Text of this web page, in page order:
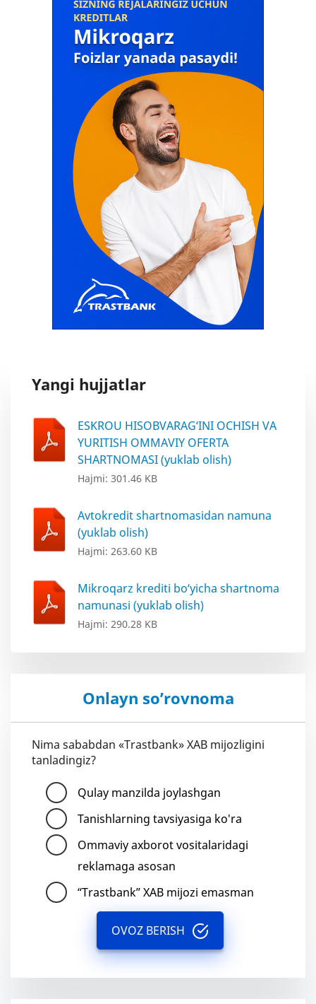
Yangi hujjatlar
ESKROU HISOBVARAG‘INI OCHISH VA
YURITISH OMMAVIY OFERTA
SHARTNOMASI (yuklab olish)
Hajmi: 301.46 KB
Avtokredit shartnomasidan namuna
(yuklab olish)
Hajmi: 263.60 KB
Mikroqarz krediti bo‘yicha shartnoma
namunasi (yuklab olish)
Hajmi: 290.28 KB
Onlayn so’rovnoma
Nima sababdan «Trastbank» XAB mijozligini
tanladingiz?
Qulay manzilda joylashgan
Tanishlarning tavsiyasiga ko'ra
Ommaviy axborot vositalaridagi
reklamaga asosan
“Trastbank” XAB mijozi emasman
OVOZ BERISH